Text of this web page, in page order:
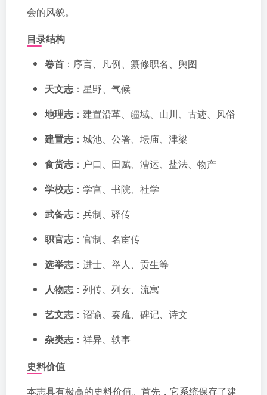
会的风貌。
目录结构
卷首 ：序言、凡例、纂修职名、舆图
天文志：星野、气候
地理志：建置沿革、疆域、山川、古迹、风俗
建置志：城池、公署、坛庙、津梁
食货志：户口、田赋、漕运、盐法、物产
学校志：学宫、书院、社学
武备志：兵制、驿传
职官志：官制、名宦传
选举志：进士、举人、贡生等
人物志：列传、列女、流寓
艺文志：诏谕、奏疏、碑记、诗文
杂类志：祥异、轶事
史料价值
本志具有极高的史料价值。首先，它系统保存了建